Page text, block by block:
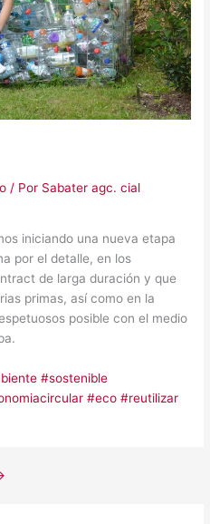
/ Por Sabater agc. cial
iniciando una nueva etapa
por el detalle, en los
de larga duración y que
primas, así como en la
posible con el medio
#sostenible
#eco #reutilizar